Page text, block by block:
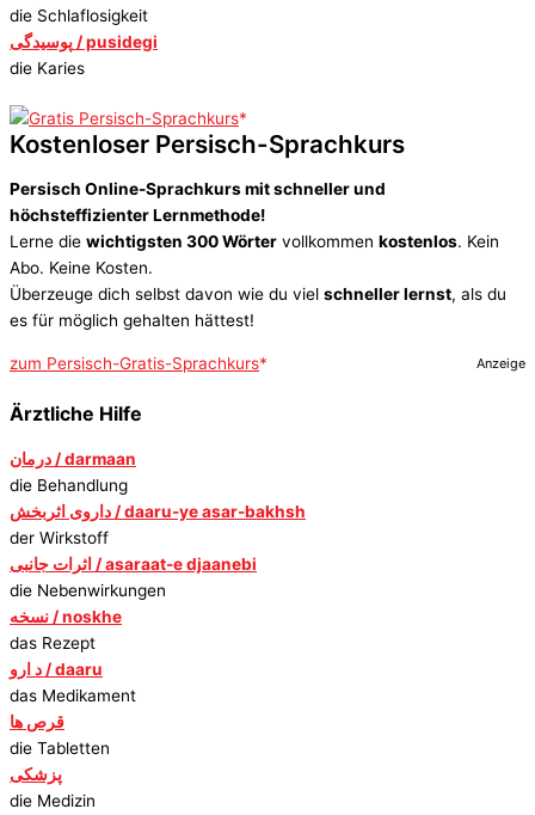
die Schlaflosigkeit
پوسیدگی / pusidegi
die Karies
Kostenloser Persisch-Sprachkurs
Persisch Online-Sprachkurs mit schneller und
höchsteffizienter Lernmethode!
Lerne die wichtigsten 300 Wörter vollkommen kostenlos. Kein
Abo. Keine Kosten.
Überzeuge dich selbst davon wie du viel schneller lernst, als du
es für möglich gehalten hättest!
Anzeige
zum Persisch-Gratis-Sprachkurs
Ärztliche Hilfe
درمان / darmaan
die Behandlung
داروی اثربخش / daaru-ye asar-bakhsh
der Wirkstoff
اثرات جانبی / asaraat-e djaanebi
die Nebenwirkungen
نسخه / noskhe
das Rezept
د ارو / daaru
das Medikament
قرص ها
die Tabletten
پزشکی
die Medizin